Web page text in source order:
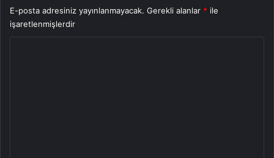
E-posta adresiniz yayınlanmayacak. Gerekli alanlar * ile
işaretlenmişlerdir